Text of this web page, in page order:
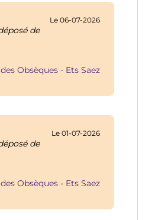
Le 06-07-2026
de
Obsèques - Ets Saez
Le 01-07-2026
de
Obsèques - Ets Saez